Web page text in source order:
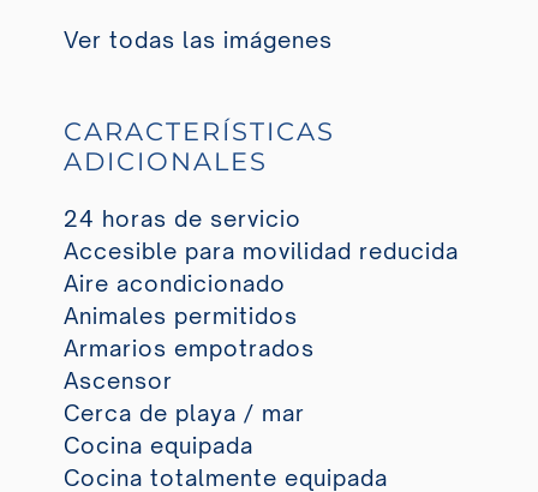
Ver todas las imágenes
CARACTERÍSTICAS
ADICIONALES
24 horas de servicio
Accesible para movilidad reducida
Aire acondicionado
Animales permitidos
Armarios empotrados
Ascensor
Cerca de playa / mar
Cocina equipada
Cocina totalmente equipada